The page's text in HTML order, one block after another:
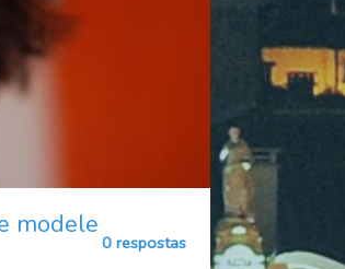
modele
0 respostas